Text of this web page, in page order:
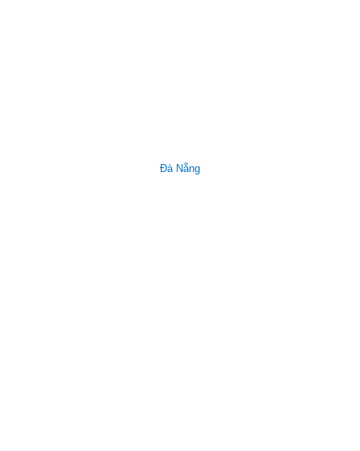
Đà Nẵng